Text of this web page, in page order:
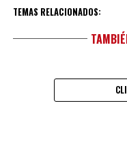
TEMAS RELACIONADOS: